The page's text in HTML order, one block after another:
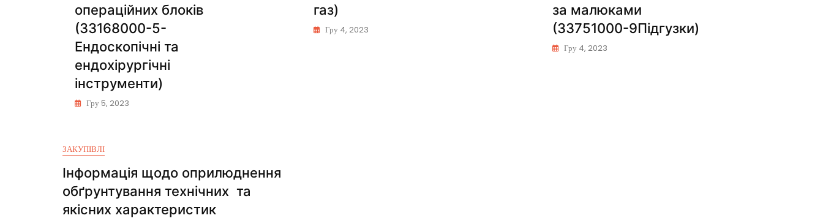
операційних блоків
(33168000-5-
Ендоскопічні та
ендохірургічні
інструменти)
Гру 5, 2023
газ)
Гру 4, 2023
за малюками
(33751000-9Підгузки)
Гру 4, 2023
ЗАКУПІВЛІ
Інформація щодо оприлюднення
обґрунтування технічних та
якісних характеристик